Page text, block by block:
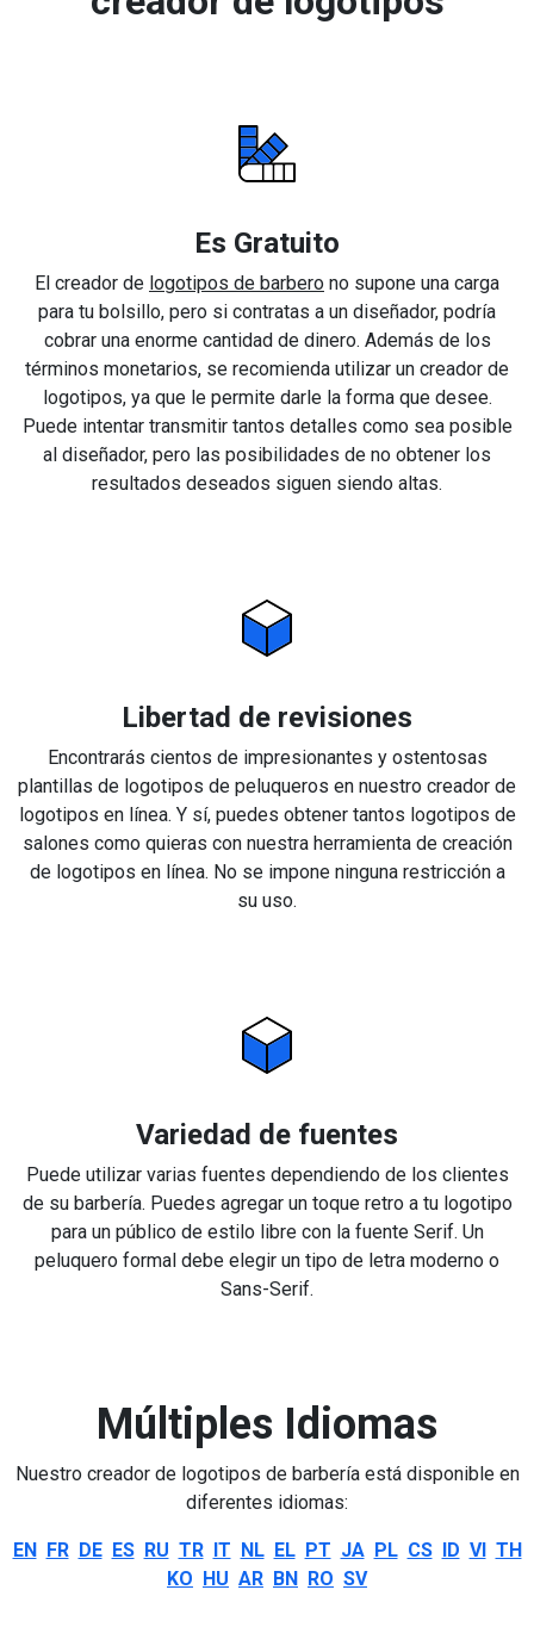
Es Gratuito
El creador de logotipos de barbero no supone una carga
para tu bolsillo, pero si contratas a un diseñador, podría
cobrar una enorme cantidad de dinero. Además de los
términos monetarios, se recomienda utilizar un creador de
logotipos, ya que le permite darle la forma que desee.
Puede intentar transmitir tantos detalles como sea posible
al diseñador, pero las posibilidades de no obtener los
resultados deseados siguen siendo altas.
Libertad de revisiones
Encontrarás cientos de impresionantes y ostentosas
plantillas de logotipos de peluqueros en nuestro creador de
logotipos en línea. Y sí, puedes obtener tantos logotipos de
salones como quieras con nuestra herramienta de creación
de logotipos en línea. No se impone ninguna restricción a
su uso.
Variedad de fuentes
Puede utilizar varias fuentes dependiendo de los clientes
de su barbería. Puedes agregar un toque retro a tu logotipo
para un público de estilo libre con la fuente Serif. Un
peluquero formal debe elegir un tipo de letra moderno o
Sans-Serif.
Múltiples Idiomas
Nuestro creador de logotipos de barbería está disponible en
diferentes idiomas:
EN FR DE ES RU TR IT NL EL PT JA PL CS ID VI TH
KO HU AR BN RO SV